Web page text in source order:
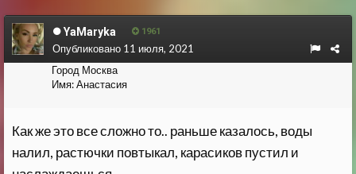
YaMaryka 1961
Город Москва
Имя:Анастасия
Опубликовано 11 июля, 2021
Как же это все сложно то.. раньше казалось, воды
налил, растючки повтыкал, карасиков пустил и